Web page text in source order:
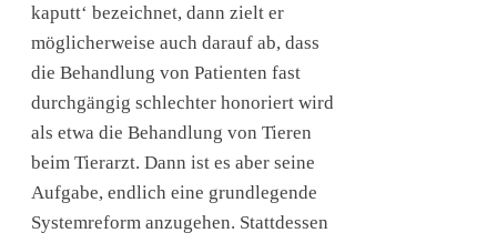
kaputt‘ bezeichnet, dann zielt er
möglicherweise auch darauf ab, dass
die Behandlung von Patienten fast
durchgängig schlechter honoriert wird
als etwa die Behandlung von Tieren
beim Tierarzt. Dann ist es aber seine
Aufgabe, endlich eine grundlegende
Systemreform anzugehen. Stattdessen